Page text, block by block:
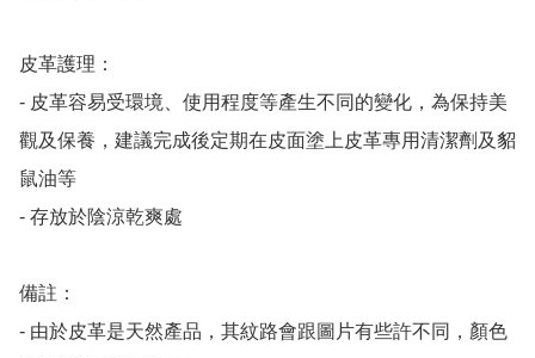
皮革護理：
- 皮革容易受環境、使用程度等產生不同的變化，為保持美
觀及保養，建議完成後定期在皮面塗上皮革專用清潔劑及貂
鼠油等
- 存放於陰涼乾爽處
備註：
- 由於皮革是天然產品，其紋路會跟圖片有些許不同，顏色